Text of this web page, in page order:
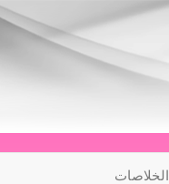
الخلاصات